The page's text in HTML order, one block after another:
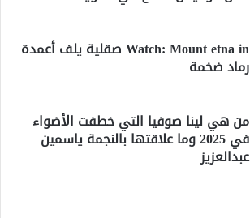
Watch: Mount etna in صقلية يلف أعمدة
رماد ضخمة
من هي لينا صوفيا التي خطفت الأضواء
في 2025 وما علاقتها بالنجمة ياسمين
عبدالعزيز